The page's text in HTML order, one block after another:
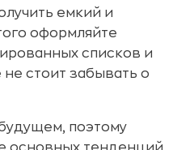
емкий и
оформляйте
списков и
стоит забывать о
поэтому